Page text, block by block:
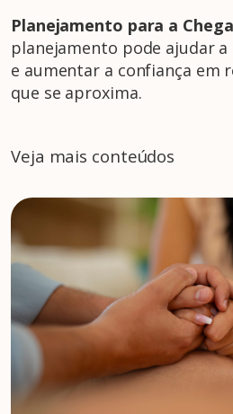
Planejamento para a
planejamento pode ajudar
e aumentar a confiança em
que se aproxima.
Veja mais conteúdos